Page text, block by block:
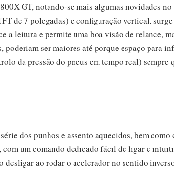
GT, notando-se mais algumas novidades
de 7 polegadas) e configuração vertical,
a leitura e permite uma boa visão de relance,
ser maiores até porque espaço para
da pressão do pneus em tempo real) sempre
dos punhos e assento aquecidos, bem como
um comando dedicado fácil de ligar e
desligar ao rodar o acelerador no sentido